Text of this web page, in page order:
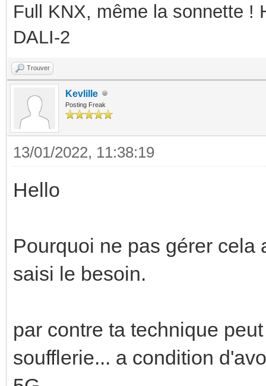
Full KNX, même la sonnette !
DALI-2
Trouver
Kevlille
Posting Freak
13/01/2022, 11:38:19
Hello
Pourquoi ne pas gérer cela
saisi le besoin.
par contre ta technique
soufflerie... a condition